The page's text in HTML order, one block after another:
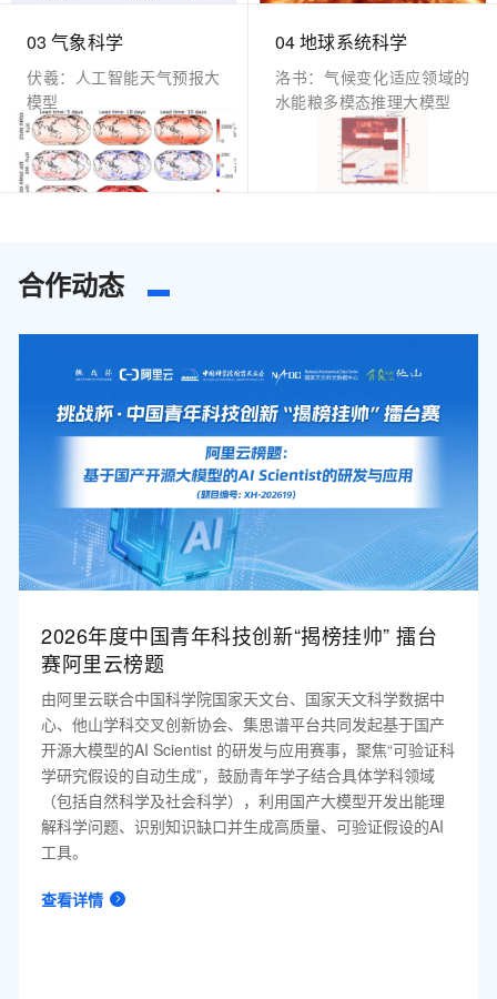
03 气象科学
伏羲：人工智能天气预报大
模型
04 地球系统科学
洛书：气候变化适应领域的
水能粮多模态推理大模型
合作动态
2026年度中国青年科技创新“揭榜挂帅” 擂台
赛阿里云榜题
由阿里云联合中国科学院国家天文台、国家天文科学数据中
心、他山学科交叉创新协会、集思谱平台共同发起基于国产
开源大模型的AI Scientist 的研发与应用赛事，聚焦“可验证科
学研究假设的自动生成”，鼓励青年学子结合具体学科领域
（包括自然科学及社会科学），利用国产大模型开发出能理
解科学问题、识别知识缺口并生成高质量、可验证假设的AI
工具。
查看详情